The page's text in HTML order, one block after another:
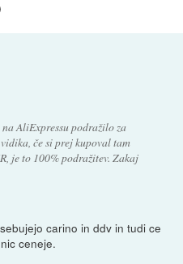
na AliExpressu podražilo za
če si prej kupoval tam
je to 100% podražitev. Zakaj
carino in ddv in tudi ce
ceneje.